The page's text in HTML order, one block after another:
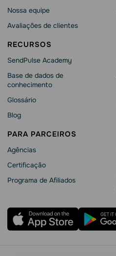
Nossa equipe
Avaliações de clientes
RECURSOS
SendPulse Academy
Base de dados de
conhecimento
Glossário
Blog
PARA PARCEIROS
Agências
Сertificação
Programa de Afiliados